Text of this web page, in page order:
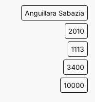
Anguillara Sabazia
2010
1113
3400
10000